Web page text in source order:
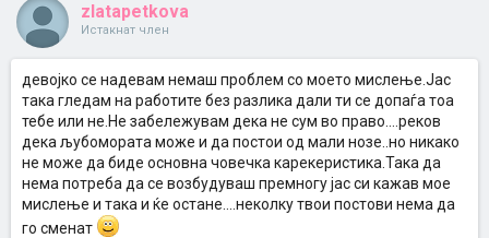
zlatapetkova
Истакнат член
девојко се надевам немаш проблем со моето мислење.Јас
така гледам на работите без разлика дали ти се допаѓа тоа
тебе или не.Не забележувам дека не сум во право....реков
дека љубомората може и да постои од мали нозе..но никако
не може да биде основна човечка карекеристика.Така да
нема потреба да се возбудуваш премногу јас си кажав мое
мислење и така и ќе остане....неколку твои постови нема да
го сменат